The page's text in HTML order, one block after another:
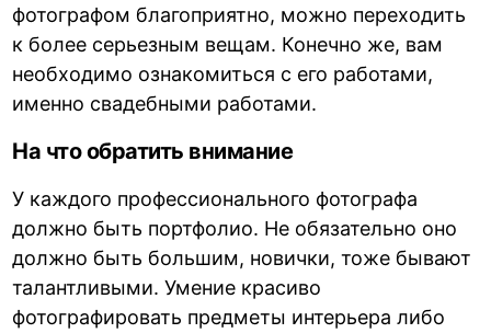
фотографом благоприятно, можно переходить
к более серьезным вещам. Конечно же, вам
необходимо ознакомиться с его работами,
именно свадебными работами.
На что обратить внимание
У каждого профессионального фотографа
должно быть портфолио. Не обязательно оно
должно быть большим, новички, тоже бывают
талантливыми. Умение красиво
фотографировать предметы интерьера либо